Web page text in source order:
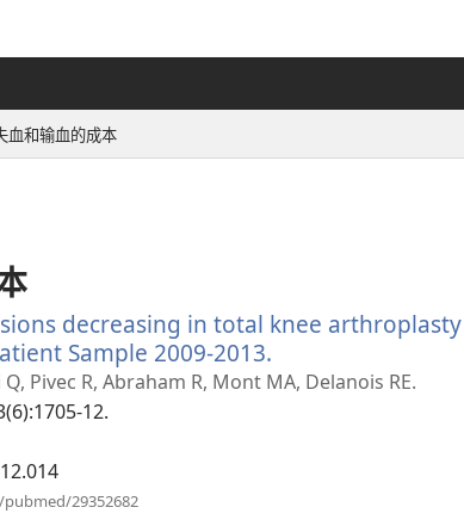
血和输血的成本
decreasing in total knee arthroplasty
Sample 2009-2013.
开
Pivec R, Abraham R, Mont MA, Delanois RE.
12.
29352682